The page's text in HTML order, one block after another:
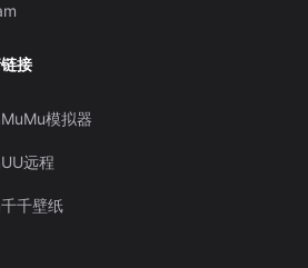
接
模拟器
远程
千壁纸